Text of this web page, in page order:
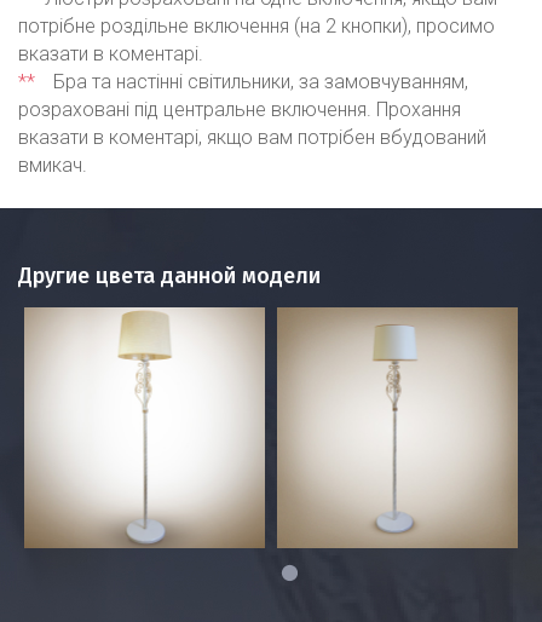
потрібне роздільне включення (на 2 кнопки), просимо
вказати в коментарі.
**
Бра та настінні світильники, за замовчуванням,
розраховані під центральне включення. Прохання
вказати в коментарі, якщо вам потрібен вбудований
вмикач.
Другие цвета данной модели
1